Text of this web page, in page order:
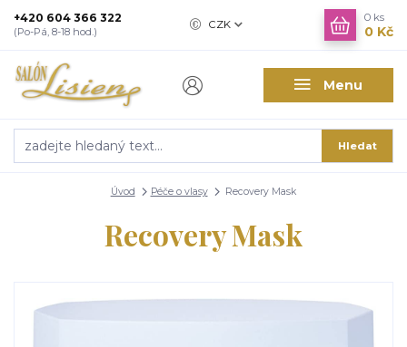
Menu
CZK
Hledat
+420 604 366 322
(Po-Pá, 8-18 hod.)
0 ks
0 Kč
Úvod Péče o vlasy Recovery Mask
Recovery Mask